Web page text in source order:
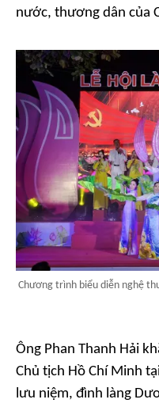
nước, thương dân của
Chương trình biểu diễn nghệ
Ông Phan Thanh Hải
Chủ tịch Hồ Chí Minh
lưu niệm, đình làng